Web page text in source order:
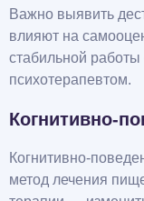
Важно выявить
влияют на
стабильной
психотерапевтом.
Когнитивно-
Когнитивно-
метод лечения